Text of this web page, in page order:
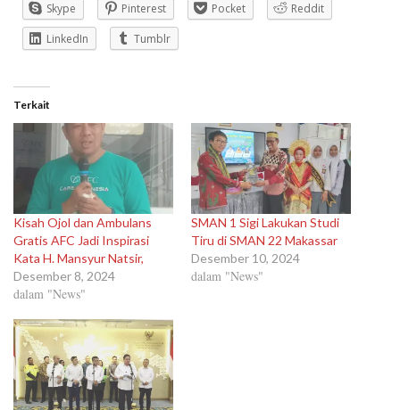
Skype Pinterest Pocket
Reddit
LinkedIn
Tumblr
Terkait
Kisah Ojol dan Ambulans
Gratis AFC Jadi Inspirasi
Kata H. Mansyur Natsir,
Desember 8, 2024
dalam "News"
SMAN 1 Sigi Lakukan Studi
Tiru di SMAN 22 Makassar
Desember 10, 2024
dalam "News"